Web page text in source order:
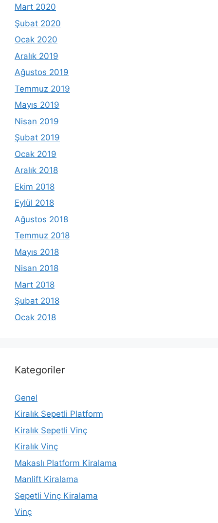
Mart 2020
Şubat 2020
Ocak 2020
Aralık 2019
Ağustos 2019
Temmuz 2019
Mayıs 2019
Nisan 2019
Şubat 2019
Ocak 2019
Aralık 2018
Ekim 2018
Eylül 2018
Ağustos 2018
Temmuz 2018
Mayıs 2018
Nisan 2018
Mart 2018
Şubat 2018
Ocak 2018
Kategoriler
Genel
Kiralık Sepetli Platform
Kiralık Sepetli Vinç
Kiralık Vinç
Makaslı Platform Kiralama
Manlift Kiralama
Sepetli Vinç Kiralama
Vinç